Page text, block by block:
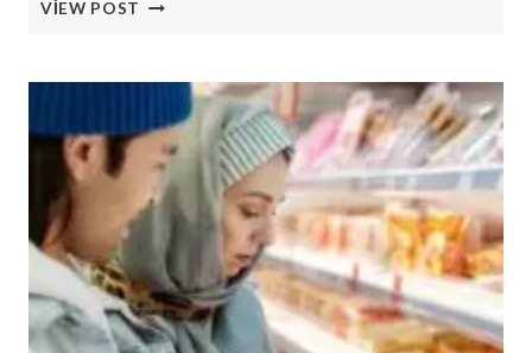
VIEW POST
FRANSIZ
YAZAR,
CIA
AJANLIĞIYLA
SUÇLANDI